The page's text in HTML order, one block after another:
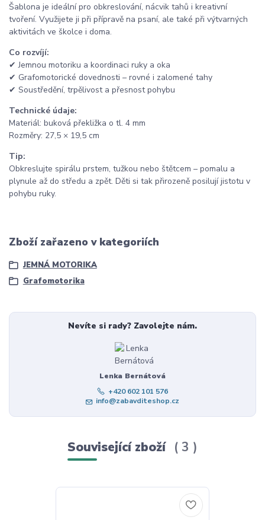
Šablona je ideální pro obkreslování, nácvik tahů i kreativní
tvoření. Využijete ji při přípravě na psaní, ale také při výtvarných
aktivitách ve školce i doma.
Co rozvíjí:
✔ Jemnou motoriku a koordinaci ruky a oka
✔ Grafomotorické dovednosti – rovné i zalomené tahy
✔ Soustředění, trpělivost a přesnost pohybu
Technické údaje:
Materiál: buková překližka o tl. 4 mm
Rozměry: 27,5 × 19,5 cm
Tip:
Obkreslujte spirálu prstem, tužkou nebo štětcem – pomalu a
plynule až do středu a zpět. Děti si tak přirozeně posilují jistotu v
pohybu ruky.
Zboží zařazeno v kategoriích
JEMNÁ MOTORIKA
Grafomotorika
Nevíte si rady? Zavolejte nám.
Lenka Bernátová
+420 602 101 576
info@zabavditeshop.cz
Související zboží 3